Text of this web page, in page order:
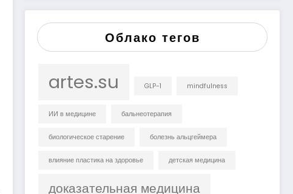
Облако тегов
artes.su GLP-1 mindfulness
ИИ в медицине бальнеотерапия
биологическое старение болезнь альцгеймера
влияние пластика на здоровье детская медицина
доказательная медицина